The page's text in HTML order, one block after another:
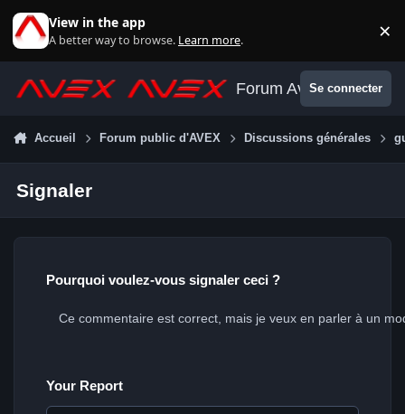
View in the app
A better way to browse. Learn more. ×
Forum AvexSe connecter
Accueil Forum public d'AVEX Discussions générales
Signaler
Pourquoi voulez-vous signaler ceci ?
Your Report